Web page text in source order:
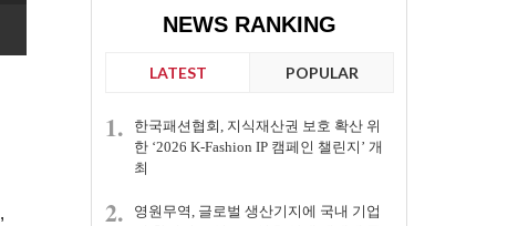
,
NEWS RANKING
LATEST POPULAR
1.
한국패션협회, 지식재산권 보호 확산 위
한 ‘2026 K-Fashion IP 캠페인 챌린지’ 개
최
2.
영원무역, 글로벌 생산기지에 국내 기업